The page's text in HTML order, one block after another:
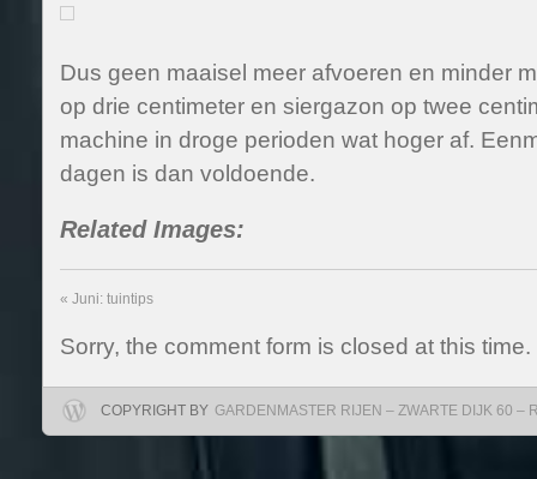
Dus geen maaisel meer afvoeren en minder
op drie centimeter en siergazon op twee
machine in droge perioden wat hoger af.
dagen is dan voldoende.
Related Images:
« Juni: tuintips
Sorry, the comment form is closed at this time.
COPYRIGHT BY GARDENMASTER RIJEN – ZWARTE DIJK 60 –